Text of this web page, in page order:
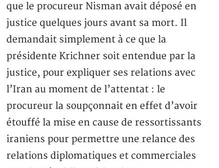
que le procureur Nisman avait déposé en
justice quelques jours avant sa mort. Il
demandait simplement à ce que la
présidente Krichner soit entendue par la
justice, pour expliquer ses relations avec
l’Iran au moment de l’attentat : le
procureur la soupçonnait en effet d’avoir
étouffé la mise en cause de ressortissants
iraniens pour permettre une relance des
relations diplomatiques et commerciales